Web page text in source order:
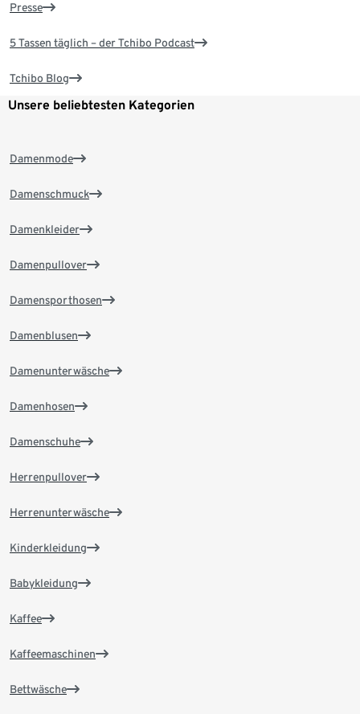
Presse
5 Tassen täglich – der Tchibo Podcast
Tchibo Blog
Unsere beliebtesten Kategorien
Damenmode
Damenschmuck
Damenkleider
Damenpullover
Damensporthosen
Damenblusen
Damenunterwäsche
Damenhosen
Damenschuhe
Herrenpullover
Herrenunterwäsche
Kinderkleidung
Babykleidung
Kaffee
Kaffeemaschinen
Bettwäsche